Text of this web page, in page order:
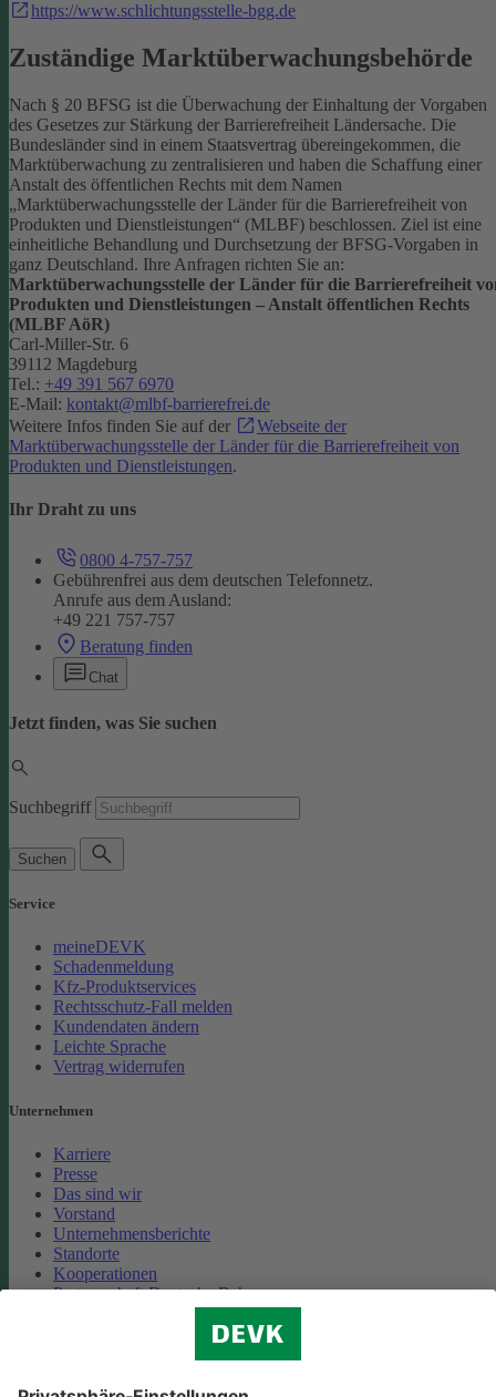
https://www.schlichtungsstelle-bgg.de
Zuständige Marktüberwachungsbehörde
Nach § 20 BFSG ist die Überwachung der Einhaltung der Vorgaben
des Gesetzes zur Stärkung der Barrierefreiheit Ländersache. Die
Bundesländer sind in einem Staatsvertrag übereingekommen, die
Marktüberwachung zu zentralisieren und haben die Schaffung einer
Anstalt des öffentlichen Rechts mit dem Namen
„Marktüberwachungsstelle der Länder für die Barrierefreiheit von
Produkten und Dienstleistungen“ (MLBF) beschlossen. Ziel ist eine
einheitliche Behandlung und Durchsetzung der BFSG-Vorgaben in
ganz Deutschland. Ihre Anfragen richten Sie an:
Marktüberwachungsstelle der Länder für die Barrierefreiheit
Produkten und Dienstleistungen – Anstalt öffentlichen Rechts
(MLBF AöR)
Carl-Miller-Str. 6
39112 Magdeburg
Tel.: +49 391 567 6970
E-Mail: kontakt@mlbf-barrierefrei.de
Weitere Infos finden Sie auf der
Webseite der
Marktüberwachungsstelle der Länder für die Barrierefreiheit von
Produkten und Dienstleistungen.
Ihr Draht zu uns
0800 4-757-757
Gebührenfrei aus dem deutschen Telefonnetz.
Anrufe aus dem Ausland:
+49 221 757-757
Beratung finden
Chat
Jetzt finden, was Sie suchen
Suchbegriff
Suchen
Service
meineDEVK
Schadenmeldung
Kfz-Produktservices
Rechtsschutz-Fall melden
Kundendaten ändern
Leichte Sprache
Vertrag widerrufen
Unternehmen
Karriere
Presse
Das sind wir
Vorstand
Unternehmensberichte
Standorte
Kooperationen
Partnerschaft Deutsche Bahn